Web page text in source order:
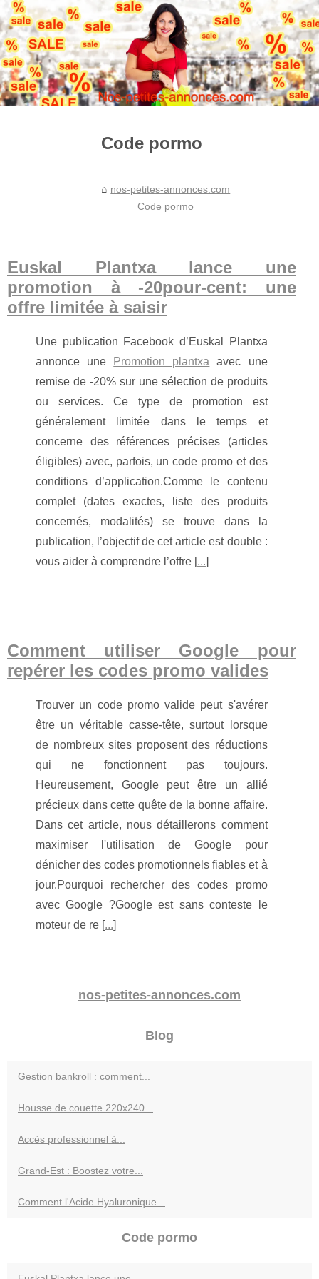
Code pormo
nos-petites-annonces.com
Code pormo
Euskal Plantxa lance une
promotion à -20pour-cent: une
offre limitée à saisir
Une publication Facebook d’Euskal Plantxa
annonce une
Promotion plantxa avec une
remise de -20% sur une sélection de produits
ou services. Ce type de promotion est
généralement limitée dans le temps et
concerne des références précises (articles
éligibles) avec, parfois, un code promo et des
conditions d’application.Comme le contenu
complet (dates exactes, liste des produits
concernés, modalités) se trouve dans la
publication, l’objectif de cet article est double :
vous aider à comprendre l’offre [...]
Comment utiliser Google pour
repérer les codes promo valides
Trouver un code promo valide peut s'avérer
être un véritable casse-tête, surtout lorsque
de nombreux sites proposent des réductions
qui ne fonctionnent pas toujours.
Heureusement, Google peut être un allié
précieux dans cette quête de la bonne affaire.
Dans cet article, nous détaillerons comment
maximiser l'utilisation de Google pour
dénicher des codes promotionnels fiables et à
jour.Pourquoi rechercher des codes promo
avec Google ?Google est sans conteste le
moteur de re [...]
nos-petites-annonces.com
Blog
Gestion bankroll : comment...
Housse de couette 220x240...
Accès professionnel à...
Grand-Est : Boostez votre...
Comment l'Acide Hyaluronique...
Code pormo